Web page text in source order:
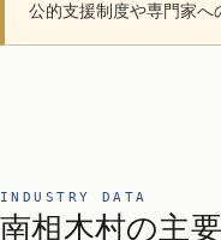
公的支援制度や専門家へ
INDUSTRY DATA
南相木村の主